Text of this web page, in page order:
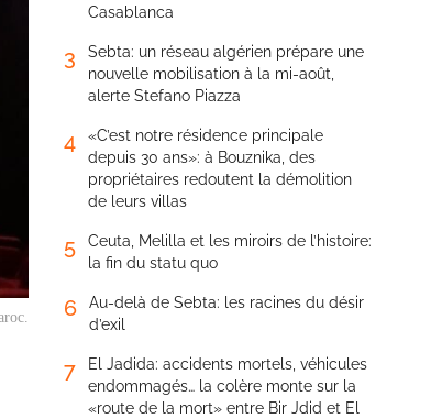
Casablanca
3
Sebta: un réseau algérien prépare une
nouvelle mobilisation à la mi-août,
alerte Stefano Piazza
4
«C’est notre résidence principale
depuis 30 ans»: à Bouznika, des
propriétaires redoutent la démolition
de leurs villas
5
Ceuta, Melilla et les miroirs de l’histoire:
la fin du statu quo
6
Au-delà de Sebta: les racines du désir
d’exil
7
El Jadida: accidents mortels, véhicules
endommagés… la colère monte sur la
«route de la mort» entre Bir Jdid et El